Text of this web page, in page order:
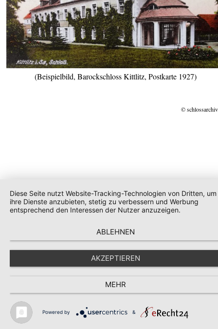
(Beispielbild, Barockschloss Kittlitz, Postkarte 1927)
©
Diese Seite nutzt Website-Tracking-Technologien von Dritten, um
ihre Dienste anzubieten, stetig zu verbessern und Werbung
entsprechend den Interessen der Nutzer anzuzeigen.
ABLEHNEN
AKZEPTIEREN
MEHR
Powered by &